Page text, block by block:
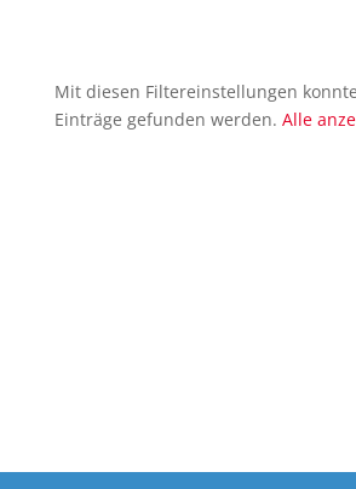
Mit diesen Filtereinstellungen
Einträge gefunden werden. Alle